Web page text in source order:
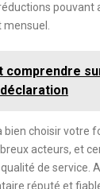
pouvant
comprendre
choisir votre
acteurs, et
de service.
réputé et